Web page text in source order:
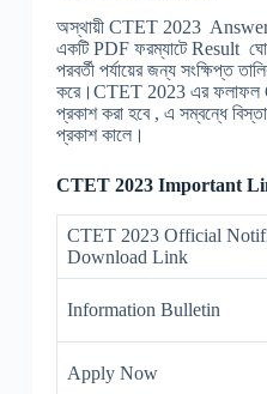
অস্থায়ী CTET 2023 Answer
একটি PDF ফরম্যাটে Result
পরবর্তী পর্যায়ের জন্য সংক্ষিপ্ত
করে।CTET 2023 এর ফলাফল
প্রকাশ করা হবে , এ সম্বন্ধে
প্রকাশ কালে।
CTET 2023 Important
CTET 2023 Official
Download Link
Information Bulletin
Apply Now